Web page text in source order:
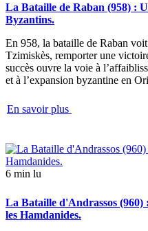
La Bataille de Raban (958) :
Byzantins.
En 958, la bataille de Raban
Tzimiskès, remporter une
succès ouvre la voie à
et à l’expansion byzantine en
En savoir plus
6 min lu
La Bataille d'Andrassos
les Hamdanides.